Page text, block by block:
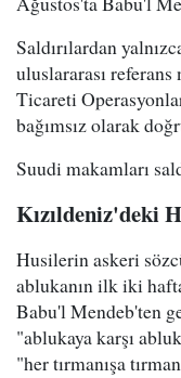
Saldırılardan
uluslararası
Ticareti
bağımsız olarak
Suudi makamları
Kızıldeniz'deki
Husilerin askeri
ablukanın ilk iki
Babu'l Mendeb'ten
"ablukaya karşı
"her tırmanışa